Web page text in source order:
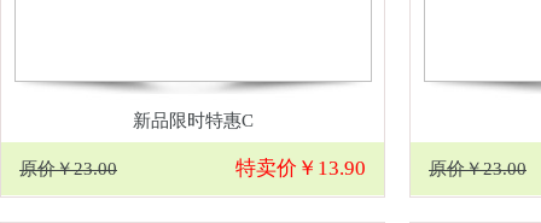
新品限时特惠C
原价￥23.00 特卖价￥13.90 原价￥23.00